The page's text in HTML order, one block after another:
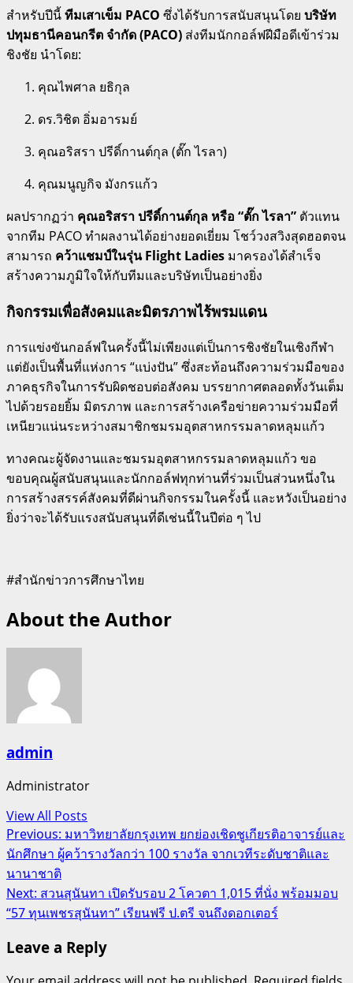
สำหรับปีนี้ทีมเสาเข็ม PACO ซึ่งได้รับการสนับสนุนโดย บริษัท
ปทุมธานีคอนกรีต จำกัด (PACO) ส่งทีมนักกอล์ฟฝีมือดีเข้าร่วม
ชิงชัย นำโดย:
คุณไพศาล ยธิกุล
ดร.วิชิต อิ่มอารมย์
คุณอริสรา ปรีดิ์กานต์กุล (ตั๊ก ไรลา)
คุณมนูญกิจ มังกรแก้ว
ผลปรากฏว่า คุณอริสรา ปรีดิ์กานต์กุล หรือ “ตั๊ก ไรลา” ตัวแทน
จากทีม PACO ทำผลงานได้อย่างยอดเยี่ยม โชว์วงสวิงสุดฮอตจน
สามารถ คว้าแชมป์ในรุ่น Flight Ladies มาครองได้สำเร็จ
สร้างความภูมิใจให้กับทีมและบริษัทเป็นอย่างยิ่ง
กิจกรรมเพื่อสังคมและมิตรภาพไร้พรมแดน
การแข่งขันกอล์ฟในครั้งนี้ไม่เพียงแต่เป็นการชิงชัยในเชิงกีฬา
แต่ยังเป็นพื้นที่แห่งการ “แบ่งปัน” ซึ่งสะท้อนถึงความร่วมมือของ
ภาคธุรกิจในการรับผิดชอบต่อสังคม บรรยากาศตลอดทั้งวันเต็ม
ไปด้วยรอยยิ้ม มิตรภาพ และการสร้างเครือข่ายความร่วมมือที่
เหนียวแน่นระหว่างสมาชิกชมรมอุตสาหกรรมลาดหลุมแก้ว
ทางคณะผู้จัดงานและชมรมอุตสาหกรรมลาดหลุมแก้ว ขอ
ขอบคุณผู้สนับสนุนและนักกอล์ฟทุกท่านที่ร่วมเป็นส่วนหนึ่งใน
การสร้างสรรค์สังคมที่ดีผ่านกิจกรรมในครั้งนี้ และหวังเป็นอย่าง
ยิ่งว่าจะได้รับแรงสนับสนุนที่ดีเช่นนี้ในปีต่อ ๆ ไป
#สำนักข่าวการศึกษาไทย
About the Author
admin
Administrator
View All Posts
Post
navigation
Previous: มหาวิทยาลัยกรุงเทพ ยกย่องเชิดชูเกียรติอาจารย์และ
นักศึกษา ผู้คว้ารางวัลกว่า 100 รางวัล จากเวทีระดับชาติและ
นานาชาติ
Next: สวนสุนันทา เปิดรับรอบ 2 โควตา 1,015 ที่นั่ง พร้อมมอบ
“57 ทุนเพชรสุนันทา” เรียนฟรี ป.ตรี จนถึงดอกเตอร์
Leave a Reply